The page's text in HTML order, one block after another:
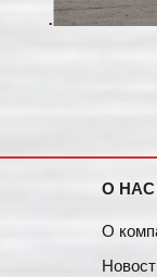
.
О НАС
О